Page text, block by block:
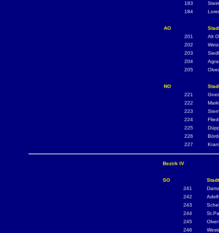
183
184
AO
201
Alt
202
203
204
205
NO
221
222
223
224
225
226
227
Bezirk IV
SO
241
242
243
244
245
246